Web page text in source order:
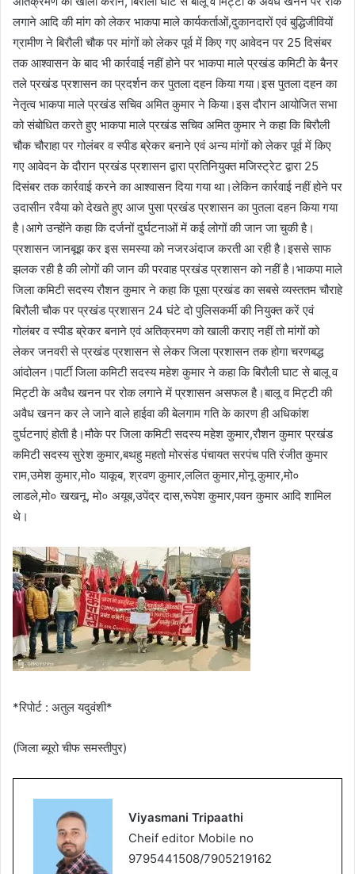
लगाने आदि की मांग को लेकर भाकपा माले कार्यकर्ताओं,दुकानदारों एवं बुद्धिजीवियों
ग्रामीण ने बिरौली चौक पर मांगों को लेकर पूर्व में किए गए आवेदन पर 25 दिसंबर
तक आश्वासन के बाद भी कार्रवाई नहीं होने पर भाकपा माले प्रखंड कमिटी के बैनर
तले प्रखंड प्रशासन का प्रदर्शन कर पुतला दहन किया गया।इस पुतला दहन का
नेतृत्व भाकपा माले प्रखंड सचिव अमित कुमार ने किया।इस दौरान आयोजित सभा
को संबोधित करते हुए भाकपा माले प्रखंड सचिव अमित कुमार ने कहा कि बिरौली
चौक चौराहा पर गोलंबर व स्पीड ब्रेकर बनाने एवं अन्य मांगों को लेकर पूर्व में किए
गए आवेदन के दौरान प्रखंड प्रशासन द्वारा प्रतिनियुक्त मजिस्ट्रेट द्वारा 25
दिसंबर तक कार्रवाई करने का आश्वासन दिया गया था।लेकिन कार्रवाई नहीं होने पर
उदासीन रवैया को देखते हुए आज पुसा प्रखंड प्रशासन का पुतला दहन किया गया
है।आगे उन्होंने कहा कि दर्जनों दुर्घटनाओं में कई लोगों की जान जा चुकी है।
प्रशासन जानबूझ कर इस समस्या को नजरअंदाज करती आ रही है।इससे साफ
झलक रही है की लोगों की जान की परवाह प्रखंड प्रशासन को नहीं है।भाकपा माले
जिला कमिटी सदस्य रौशन कुमार ने कहा कि पूसा प्रखंड का सबसे व्यस्ततम चौराहे
बिरौली चौक पर प्रखंड प्रशासन 24 घंटे दो पुलिसकर्मी की नियुक्त करें एवं
गोलंबर व स्पीड ब्रेकर बनाने एवं अतिक्रमण को खाली कराए नहीं तो मांगों को
लेकर जनवरी से प्रखंड प्रशासन से लेकर जिला प्रशासन तक होगा चरणबद्ध
आंदोलन।पार्टी जिला कमिटी सदस्य महेश कुमार ने कहा कि बिरौली घाट से बालू व
मिट्टी के अवैध खनन पर रोक लगाने में प्रशासन असफल है।बालू व मिट्टी की
अवैध खनन कर ले जाने वाले हाईवा की बेलगाम गति के कारण ही अधिकांश
दुर्घटनाएं होती है।मौके पर जिला कमिटी सदस्य महेश कुमार,रौशन कुमार प्रखंड
कमिटी सदस्य सुरेश कुमार,बथहु महतो मोरसंड पंचायत सरपंच पति रंजीत कुमार
राम,उमेश कुमार,मो० याकूब, श्रवण कुमार,ललित कुमार,मोनू कुमार,मो०
लाडले,मो० खखनू, मो० अयूब,उपेंद्र दास,रूपेश कुमार,पवन कुमार आदि शामिल
थे।
*रिपोर्ट : अतुल यदुवंशी*
(जिला ब्यूरो चीफ समस्तीपुर)
Viyasmani Tripaathi
Cheif editor Mobile no
9795441508/7905219162